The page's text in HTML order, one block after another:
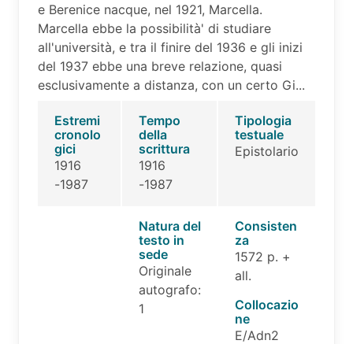
e Berenice nacque, nel 1921, Marcella.
Marcella ebbe la possibilità' di studiare
all'università, e tra il finire del 1936 e gli inizi
del 1937 ebbe una breve relazione, quasi
esclusivamente a distanza, con un certo Gi...
Estremi
cronolo
gici
1916
-1987
Tempo
della
scrittura
1916
-1987
Tipologia
testuale
Epistolario
Natura del
testo in
sede
Originale
autografo:
1
Consisten
za
1572 p. +
all.
Collocazio
ne
E/Adn2